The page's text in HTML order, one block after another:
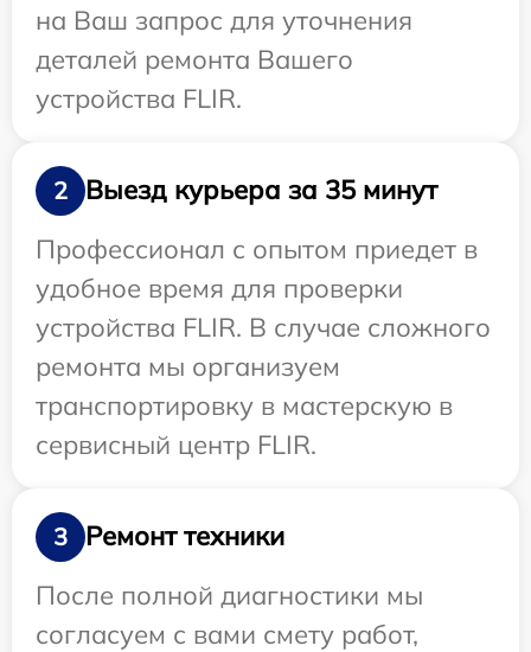
на Ваш запрос для уточнения
деталей ремонта Вашего
устройства FLIR.
2
Выезд курьера за 35 минут
Профессионал с опытом приедет в
удобное время для проверки
устройства FLIR. В случае сложного
ремонта мы организуем
транспортировку в мастерскую в
сервисный центр FLIR.
3
Ремонт техники
После полной диагностики мы
согласуем с вами смету работ,